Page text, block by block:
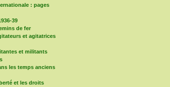
: pages
39
de fer
et agitatrices
et militants
les temps anciens
et les droits